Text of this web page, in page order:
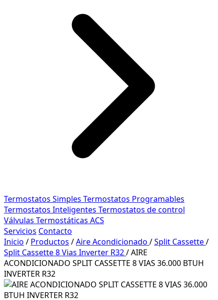
Termostatos Simples Termostatos Programables
Termostatos Inteligentes Termostatos de control
Válvulas Termostáticas ACS
Servicios Contacto
Inicio / Productos /Aire Acondicionado /Split Cassette/
Split Cassette 8 Vias Inverter R32/AIRE
ACONDICIONADO SPLIT CASSETTE 8 VIAS 36.000 BTUH
INVERTER R32